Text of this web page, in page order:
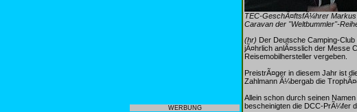
WERBUNG
TEC-GeschÃ¤ftsfÃ¼hrer
Caravan der "Weltbummler"-
(hr) Der Deutsche Camping-
jÃ¤hrlich anlÃ¤sslich der Messe
Reisemobilhersteller vergeben.
PreistrÃ¤ger in diesem Jahr ist
Zahlmann Ã¼bergab die
Allein schon durch seinen
bescheinigten die DCC-PrÃ¼fer